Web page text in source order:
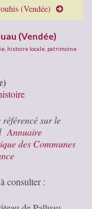
(Vendée)
(Vendée)
histoire locale patrimoine
référencé sur le
Annuaire
des Communes
consulter :